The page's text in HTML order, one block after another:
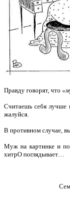
Правду говорят, что
Считаешь себя лучше
жалуйся.
В противном случае,
Муж на картинке и
хитрО поглядывает…